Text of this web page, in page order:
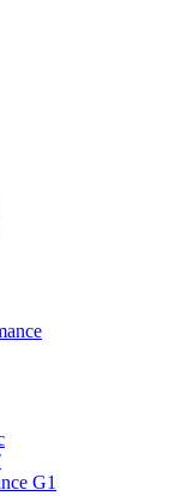
G1